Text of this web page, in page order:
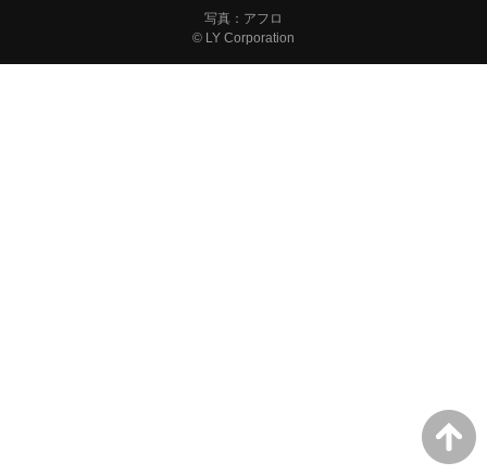
写真：アフロ
© LY Corporation